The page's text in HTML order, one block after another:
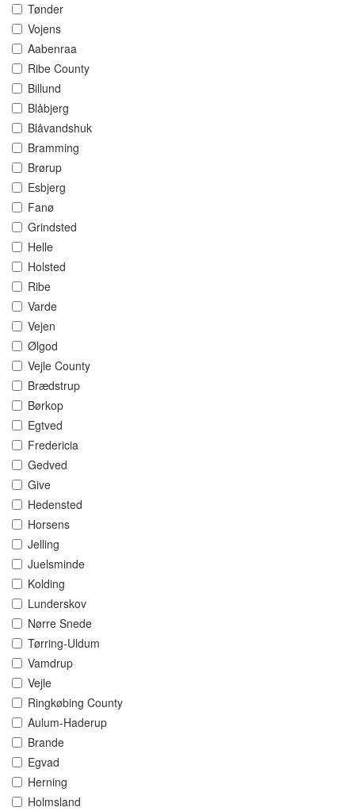
Tønder
Vojens
Aabenraa
Ribe County
Billund
Blåbjerg
Blåvandshuk
Bramming
Brørup
Esbjerg
Fanø
Grindsted
Helle
Holsted
Ribe
Varde
Vejen
Ølgod
Vejle County
Brædstrup
Børkop
Egtved
Fredericia
Gedved
Give
Hedensted
Horsens
Jelling
Juelsminde
Kolding
Lunderskov
Nørre Snede
Tørring-Uldum
Vamdrup
Vejle
Ringkøbing County
Aulum-Haderup
Brande
Egvad
Herning
Holmsland